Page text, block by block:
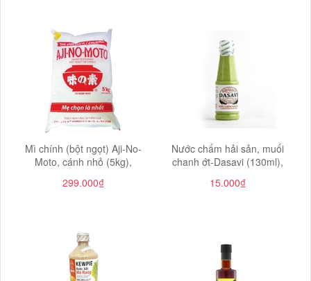
Mì chính (bột ngọt) Aji-No-
Moto, cánh nhỏ (5kg),
299.000₫
Nước chấm hải sản, muối
chanh ớt-Dasavi (130ml),
15.000₫